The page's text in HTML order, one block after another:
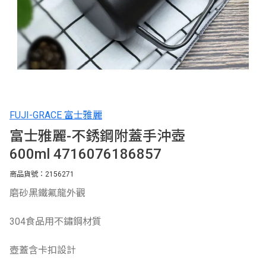
FUJI-GRACE 富士雅麗
富士雅麗-不銹鋼附蓋手沖壺
600ml 4716076186857
商品貨號：2156271
磨砂黑鐵氟龍外觀
304食品用不鏽鋼材質
壺蓋含卡扣設計